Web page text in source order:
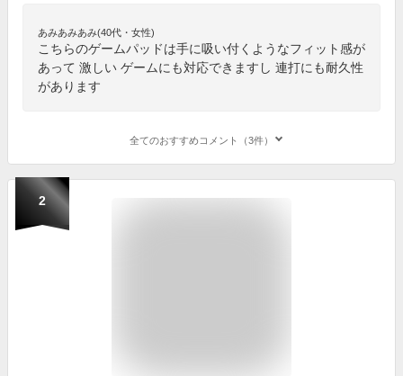
あみあみあみ(40代・女性)
こちらのゲームパッドは手に吸い付くようなフィット感が
あって 激しい ゲームにも対応できますし 連打にも耐久性
があります
全てのおすすめコメント（3件）
2